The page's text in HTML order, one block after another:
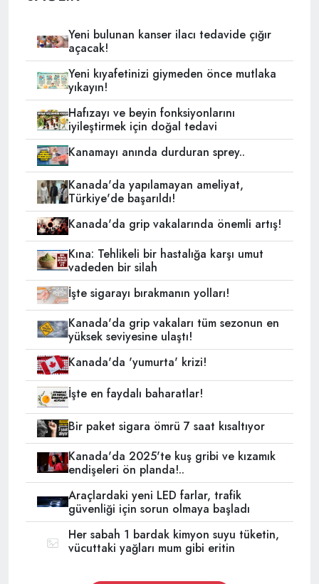
Yeni bulunan kanser ilacı tedavide çığır
açacak!
Yeni kıyafetinizi giymeden önce mutlaka
yıkayın!
Hafızayı ve beyin fonksiyonlarını
iyileştirmek için doğal tedavi
Kanamayı anında durduran sprey..
Kanada'da yapılamayan ameliyat,
Türkiye'de başarıldı!
Kanada'da grip vakalarında önemli artış!
Kına: Tehlikeli bir hastalığa karşı umut
vadeden bir silah
İşte sigarayı bırakmanın yolları!
Kanada'da grip vakaları tüm sezonun en
yüksek seviyesine ulaştı!
Kanada'da 'yumurta' krizi!
İşte en faydalı baharatlar!
Bir paket sigara ömrü 7 saat kısaltıyor
Kanada'da 2025'te kuş gribi ve kızamık
endişeleri ön planda!..
Araçlardaki yeni LED farlar, trafik
güvenliği için sorun olmaya başladı
Her sabah 1 bardak kimyon suyu tüketin,
vücuttaki yağları mum gibi eritin